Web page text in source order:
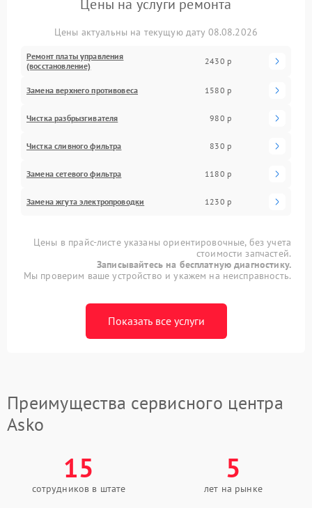
Цены на услуги ремонта
Цены актуальны на текущую дату 08.08.2026
Ремонт платы управления
(восстановление)
2430 р
Замена верхнего противовеса 1580 р
Чистка разбрызгивателя 980 р
Чистка сливного фильтра 830 р
Замена сетевого фильтра 1180 р
Замена жгута электропроводки 1230 р
Цены в прайс-листе указаны ориентировочные, без учета
стоимости запчастей.
Записывайтесь на бесплатную диагностику.
Мы проверим ваше устройство и укажем на неисправность.
Показать все услуги
Преимущества сервисного центра
Asko
15
сотрудников в штате
5
лет на рынке